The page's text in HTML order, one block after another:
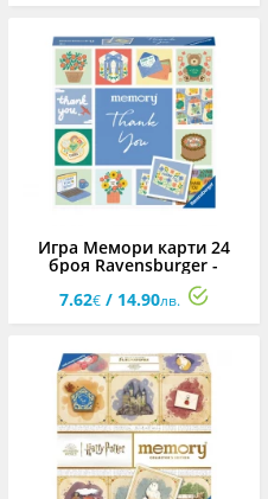
Игра Мемори карти 24
броя Ravensburger -
7.62€/ 14.90лв.